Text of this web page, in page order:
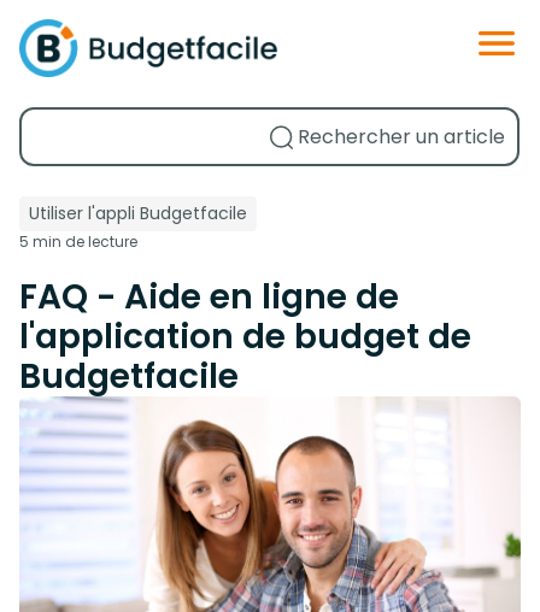
Utiliser l'appli Budgetfacile
5 min de lecture
FAQ - Aide en ligne de
l'application de budget de
Budgetfacile